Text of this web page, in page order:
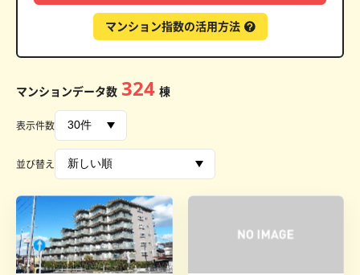
マンション指数の活用方法
マンションデータ数 324 棟
表示件数
並び替え